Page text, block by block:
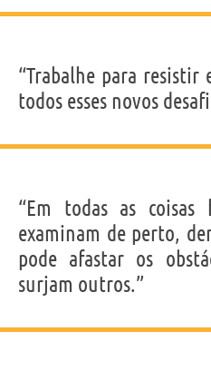
“Trabalhe para resistir
todos esses novos
“Em todas as coisas
examinam de perto,
pode afastar os
surjam outros.”